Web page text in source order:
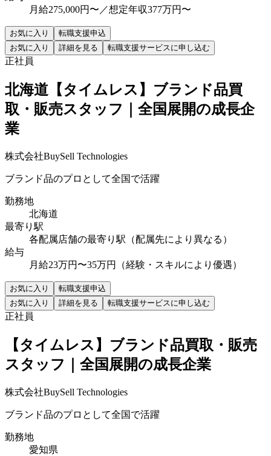
月給275,000円〜／想定年収377万円〜
お気に入り
転職支援申込
お気に入り
詳細を見る 転職支援サービスに申し込む
正社員
北海道【タイムレス】ブランド品買
取・販売スタッフ｜全国展開の成長企
業
株式会社BuySell Technologies
ブランド品のプロとして全国で活躍
勤務地
北海道
最寄り駅
各配属店舗の最寄り駅（配属先により異なる）
給与
月給23万円〜35万円（経験・スキルにより優遇）
お気に入り
転職支援申込
お気に入り
詳細を見る 転職支援サービスに申し込む
正社員
【タイムレス】ブランド品買取・販売
スタッフ｜全国展開の成長企業
株式会社BuySell Technologies
ブランド品のプロとして全国で活躍
勤務地
愛知県